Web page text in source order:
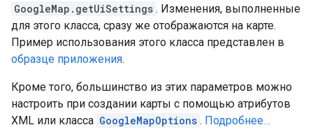
GoogleMap.getUiSettings . Изменения, выполненные
для этого класса, сразу же отображаются на карте.
Пример использования этого класса представлен в
образце приложения.
Кроме того, большинство из этих параметров можно
настроить при создании карты с помощью атрибутов
XML или класса GoogleMapOptions . Подробнее…